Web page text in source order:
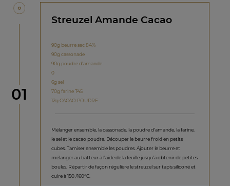
étape
01
Streuzel Amande Cacao
90g beurre sec 84%
90g cassonade
90g poudre d’amande
0
6g sel
70g farine T45
12g CACAO POUDRE
Mélanger ensemble, la cassonade, la poudre d’amande, la farine,
le sel et le cacao poudre. Découper le beurre froid en petits
cubes. Tamiser ensemble les poudres. Ajouter le beurre et
mélanger au batteur à l’aide de la feuille jusqu’à obtenir de petites
boules. Répartir de façon régulière le streuzel sur tapis siliconé et
cuire à 150 /160°C.